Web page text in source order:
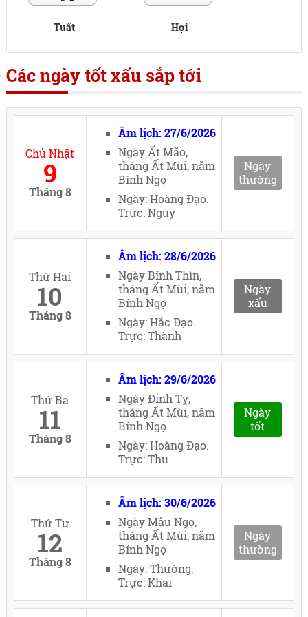
Tuất Hợi
Các ngày tốt xấu sắp tới
Chủ Nhật
9
Tháng 8
Âm lịch: 27/6/2026
Ngày Ất Mão,
tháng Ất Mùi, năm
Bính Ngọ
Ngày: Hoàng Đạo.
Trực: Nguy
Ngày
thường
Thứ Hai
10
Tháng 8
Âm lịch: 28/6/2026
Ngày Bính Thìn,
tháng Ất Mùi, năm
Bính Ngọ
Ngày: Hắc Đạo.
Trực: Thành
Ngày
xấu
Thứ Ba
11
Tháng 8
Âm lịch: 29/6/2026
Ngày Đinh Tỵ,
tháng Ất Mùi, năm
Bính Ngọ
Ngày: Hoàng Đạo.
Trực: Thu
Ngày
tốt
Thứ Tư
12
Tháng 8
Âm lịch: 30/6/2026
Ngày Mậu Ngọ,
tháng Ất Mùi, năm
Bính Ngọ
Ngày: Thường.
Trực: Khai
Ngày
thường